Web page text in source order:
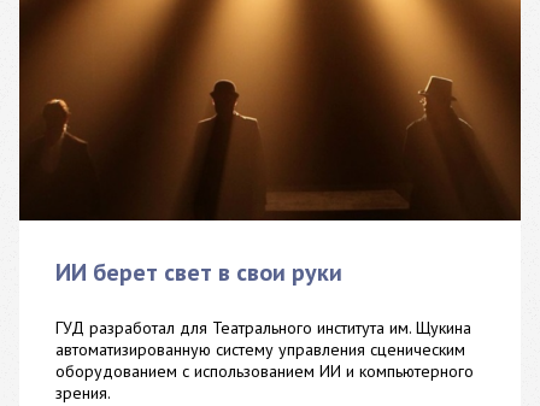
ИИ берет свет в свои руки
ГУД разработал для Театрального института им. Щукина
автоматизированную систему управления сценическим
оборудованием с использованием ИИ и компьютерного
зрения.